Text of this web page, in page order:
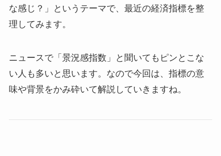
な感じ？」というテーマで、最近の経済指標を整
理してみます。
ニュースで「景況感指数」と聞いてもピンとこな
い人も多いと思います。なので今回は、指標の意
味や背景をかみ砕いて解説していきますね。